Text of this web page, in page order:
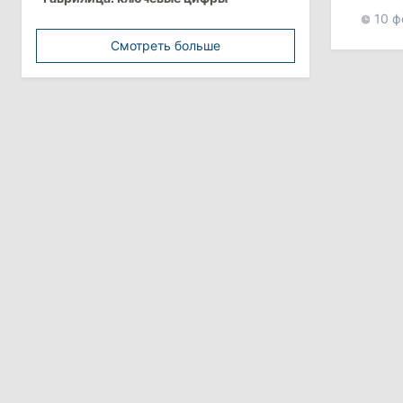
минимальной зарплатой
Политика
Анна Ревенко уходит с поста главы
Смотреть больше
10